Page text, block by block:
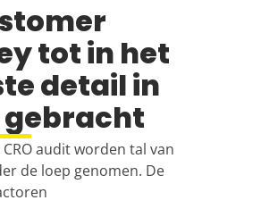
tot in het
detail in
audit worden tal van
de loep genomen. De